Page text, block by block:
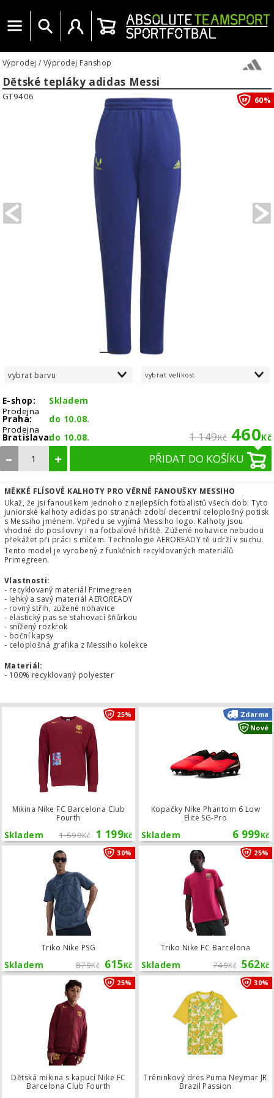
Menu Vyhledat Uživatelský účet
Košík
Výprodej / Výprodej Fanshop
Dětské tepláky adidas Messi
PREVIOUS
1 2
GT9406 60%
vybrat barvu vybrat velikost
E-shop:
Skladem
Prodejna
Praha:
do 10.08.
Prodejna
Bratislava:do 10.08. 1 149Kč 460Kč
– + PŘIDAT DO KOŠÍKU
MĚKKÉ FLÍSOVÉ KALHOTY PRO VĚRNÉ FANOUŠKY MESSIHO
Ukaž, že jsi fanouškem jednoho z nejlepších fotbalistů všech dob. Tyto
juniorské kalhoty adidas po stranách zdobí decentní celoplošný potisk
s Messiho jménem. Vpředu se vyjímá Messiho logo. Kalhoty jsou
vhodné do posilovny i na fotbalové hřiště. Zúžené nohavice nebudou
překážet při práci s míčem. Technologie AEROREADY tě udrží v suchu.
Tento model je vyrobený z funkčních recyklovaných materiálů
Primegreen.
Vlastnosti:
- recyklovaný materiál Primegreen
- lehký a savý materiál AEROREADY
- rovný střih, zúžené nohavice
- elastický pas se stahovací šňůrkou
- snížený rozkrok
- boční kapsy
- celoplošná grafika z Messiho kolekce
Materiál:
- 100% recyklovaný polyester
Mikina Nike FC Barcelona Club
Fourth
1 599Kč 1 199Kč
Skladem
25% Mikina Nike FC Barcelona Club
Kopačky Nike Phantom 6 Low
Elite SG-Pro
6 999Kč
Skladem
Zdarma
Nové
Triko Nike PSG
879Kč 615Kč
Skladem
30% Triko Nike PSG
Triko Nike FC Barcelona
749Kč 562Kč
Skladem
25%
Dětská mikina s kapucí Nike FC
Barcelona Club Fourth
25% Dětská mikina s kapucí Nike FC
Tréninkový dres Puma Neymar JR
Brazil Passion
30%